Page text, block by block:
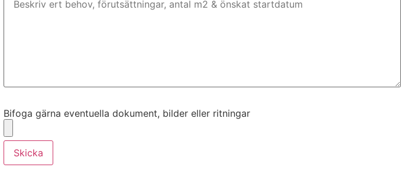
Bifoga gärna eventuella dokument, bilder eller ritningar
Skicka